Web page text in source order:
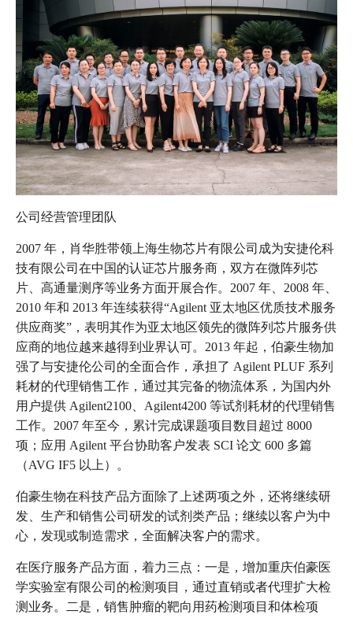
公司经营管理团队
2007 年，肖华胜带领上海生物芯片有限公司成为安捷伦科
技有限公司在中国的认证芯片服务商，双方在微阵列芯
片、高通量测序等业务方面开展合作。2007 年、2008 年、
2010 年和 2013 年连续获得“Agilent 亚太地区优质技术服务
供应商奖”，表明其作为亚太地区领先的微阵列芯片服务供
应商的地位越来越得到业界认可。2013 年起，伯豪生物加
强了与安捷伦公司的全面合作，承担了 Agilent PLUF 系列
耗材的代理销售工作，通过其完备的物流体系，为国内外
用户提供 Agilent2100、Agilent4200 等试剂耗材的代理销售
工作。2007 年至今，累计完成课题项目数目超过 8000
项；应用 Agilent 平台协助客户发表 SCI 论文 600 多篇
（AVG IF5 以上）。
伯豪生物在科技产品方面除了上述两项之外，还将继续研
发、生产和销售公司研发的试剂类产品；继续以客户为中
心，发现或制造需求，全面解决客户的需求。
在医疗服务产品方面，着力三点：一是，增加重庆伯豪医
学实验室有限公司的检测项目，通过直销或者代理扩大检
测业务。二是，销售肿瘤的靶向用药检测项目和体检项